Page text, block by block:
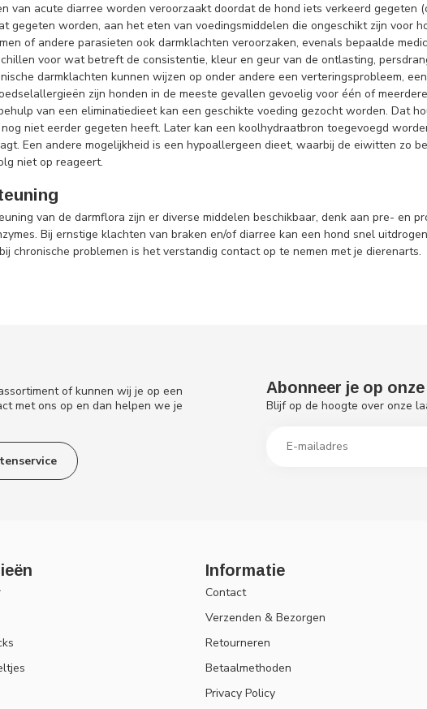
van acute diarree worden veroorzaakt doordat de hond iets verkeerd gegeten
gegeten worden, aan het eten van voedingsmiddelen die ongeschikt zijn voor
of andere parasieten ook darmklachten veroorzaken, evenals bepaalde
voor wat betreft de consistentie, kleur en geur van de ontlasting,
darmklachten kunnen wijzen op onder andere een verteringsprobleem,
zijn honden in de meeste gevallen gevoelig voor één of
van een eliminatiedieet kan een geschikte voeding gezocht worden. Dat
niet eerder gegeten heeft. Later kan een koolhydraatbron toegevoegd
Een andere mogelijkheid is een hypoallergeen dieet, waarbij de eiwitten zo
niet op reageert.
van de darmflora zijn er diverse middelen beschikbaar, denk aan pre- en
Bij ernstige klachten van braken en/of diarree kan een hond snel
chronische problemen is het verstandig contact op te nemen met je dierenarts.
of kunnen wij je op een
met ons op en dan helpen we je
Abonneer je op
Blijf op de hoogte over onze
Informatie
Contact
Verzenden & Bezorgen
Retourneren
Betaalmethoden
Privacy Policy